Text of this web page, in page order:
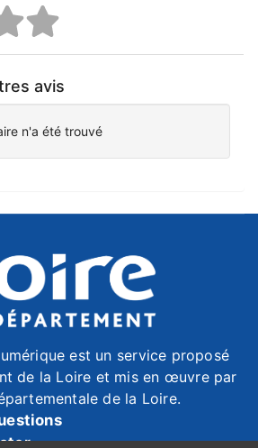
avis
n'a été trouvé
est un service proposé
de la Loire et mis en œuvre par
de la Loire.